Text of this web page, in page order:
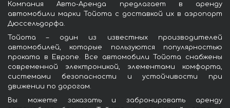
Компания Авто-Аренда предлагает в аренду
автомобили марки Тойота с доставкой их в аэропорт
Дюссельдорфа.
Тойота – один из известных производителей
автомобилей, которые пользуются популярностью
проката в Европе. Все автомобили Тойота снабжены
современной электроникой, элементами комфорта,
системами безопасности и устойчивости при
движении по дорогам.
Вы можете заказать и забронировать аренду